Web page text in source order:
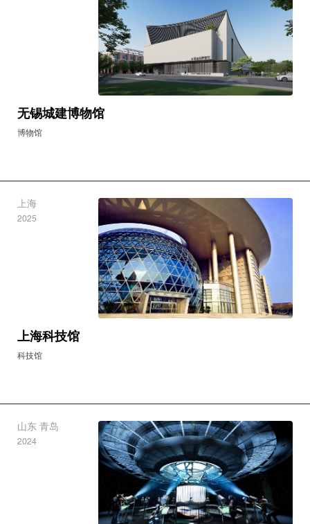
无锡城建博物馆
博物馆
上海
2025
上海科技馆
科技馆
山东 青岛
2024